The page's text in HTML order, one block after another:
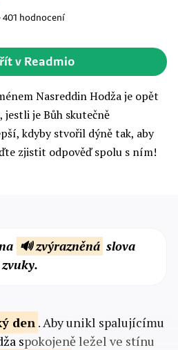
401 hodnocení
v Readmio
Nasreddin Hodža je opět
je Bůh skutečně
kdyby stvořil dýně tak, aby
zjistit odpověď spolu s ním!
🔊 zvýrazněná slova
den . Aby unikl spalujícímu
spokojeně ležel ve stínu